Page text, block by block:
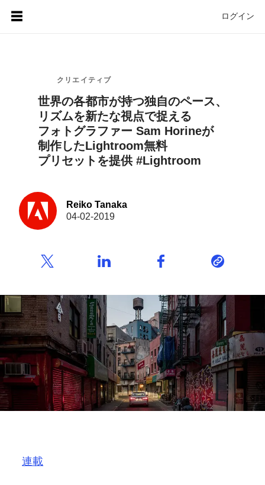
ログイン
クリエイティブ
世界の各都市が持つ独自のペース、
リズムを新たな視点で捉える
フォトグラファー Sam Horineが
制作したLightroom無料
プリセットを提供 #Lightroom
Reiko Tanaka
04-02-2019
連載